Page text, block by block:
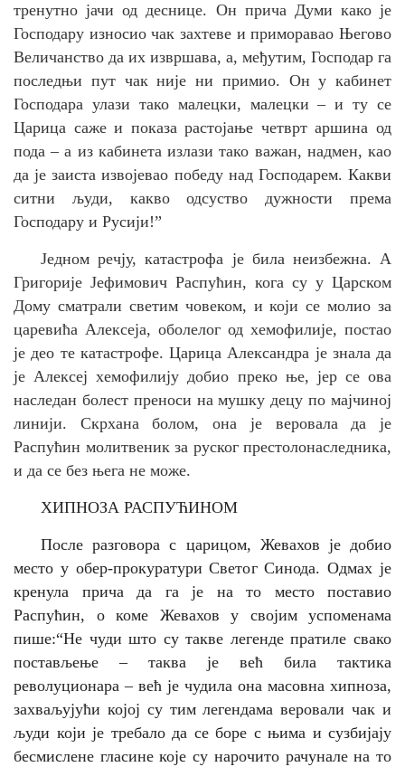
тренутно јачи од деснице. Он прича Думи како је
Господару износио чак захтеве и приморавао Његово
Величанство да их извршава, а, међутим, Господар га
последњи пут чак није ни примио. Он у кабинет
Господара улази тако малецки, малецки – и ту се
Царица саже и показа растојање четврт аршина од
пода – а из кабинета излази тако важан, надмен, као
да је заиста извојевао победу над Господарем. Какви
ситни људи, какво одсуство дужности према
Господару и Русији!”
Једном речју, катастрофа је била неизбежна. А
Григорије Јефимович Распућин, кога су у Царском
Дому сматрали светим човеком, и који се молио за
царевића Алексеја, оболелог од хемофилије, постао
је део те катастрофе. Царица Александра је знала да
је Алексеј хемофилију добио преко ње, јер се ова
наследан болест преноси на мушку децу по мајчиној
линији. Скрхана болом, она је веровала да је
Распућин молитвеник за руског престолонаследника,
и да се без њега не може.
ХИПНОЗА РАСПУЋИНОМ
После разговора с царицом, Жевахов је добио
место у обер-прокуратури Светог Синода. Одмах је
кренула прича да га је на то место поставио
Распућин, о коме Жевахов у својим успоменама
пише:“Не чуди што су такве легенде пратиле свако
постављење – таква је већ била тактика
револуционара – већ је чудила она масовна хипноза,
захваљујући којој су тим легендама веровали чак и
људи који је требало да се боре с њима и сузбијају
бесмислене гласине које су нарочито рачунале на то